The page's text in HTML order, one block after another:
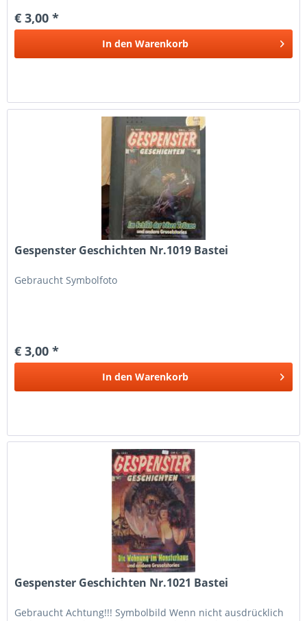
€ 3,00 *
In den Warenkorb
Gespenster Geschichten Nr.1019 Bastei
Gebraucht Symbolfoto
€ 3,00 *
In den Warenkorb
Gespenster Geschichten Nr.1021 Bastei
Gebraucht Achtung!!! Symbolbild Wenn nicht ausdrücklich